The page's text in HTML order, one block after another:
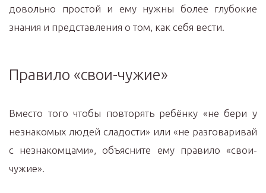
довольно простой и ему нужны более глубокие
знания и представления о том, как себя вести.
Правило «свои-чужие»
Вместо того чтобы повторять ребёнку «не бери у
незнакомых людей сладости» или «не разговаривай
с незнакомцами», объясните ему правило «свои-
чужие».